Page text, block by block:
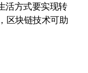
活方式要实现转
区块链技术可助